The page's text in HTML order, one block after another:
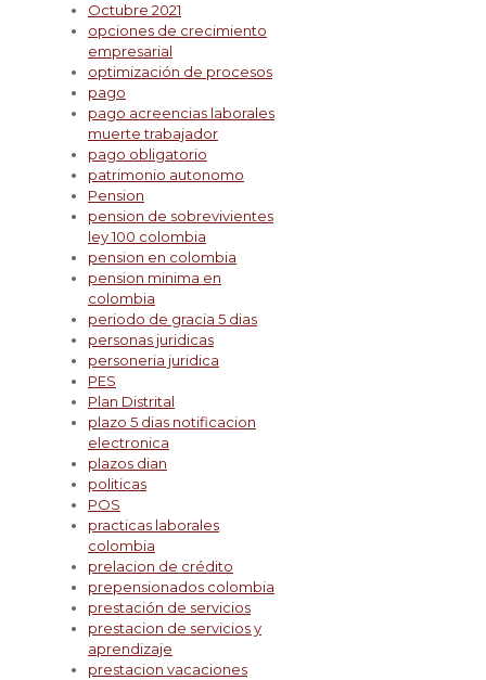
Octubre 2021
opciones de crecimiento
empresarial
optimización de procesos
pago
pago acreencias laborales
muerte trabajador
pago obligatorio
patrimonio autonomo
Pension
pension de sobrevivientes
ley 100 colombia
pension en colombia
pension minima en
colombia
periodo de gracia 5 dias
personas juridicas
personeria juridica
PES
Plan Distrital
plazo 5 dias notificacion
electronica
plazos dian
politicas
POS
practicas laborales
colombia
prelacion de crédito
prepensionados colombia
prestación de servicios
prestacion de servicios y
aprendizaje
prestacion vacaciones